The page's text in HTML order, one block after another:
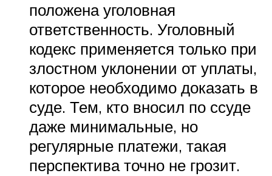
положена уголовная
ответственность. Уголовный
кодекс применяется только при
злостном уклонении от уплаты,
которое необходимо доказать в
суде. Тем, кто вносил по ссуде
даже минимальные, но
регулярные платежи, такая
перспектива точно не грозит.